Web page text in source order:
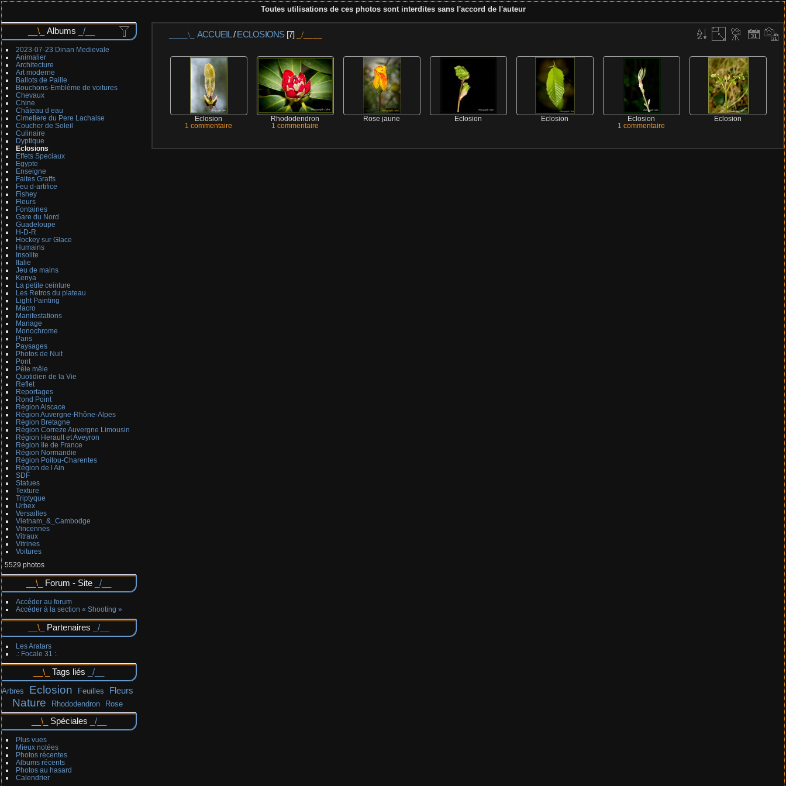
Toutes utilisations de ces photos sont interdites sans l'accord de l'auteur
Albums
2023-07-23 Dinan Medievale
Animalier
Architecture
Art moderne
Ballots de Paille
Bouchons-Emblème de voitures
Chevaux
Chine
Château d eau
Cimetiere du Pere Lachaise
Coucher de Soleil
Culinaire
Dyptique
Eclosions
Effets Speciaux
Egypte
Enseigne
Faites Graffs
Feu d-artifice
Fishey
Fleurs
Fontaines
Gare du Nord
Guadeloupe
H-D-R
Hockey sur Glace
Humains
Insolite
Italie
Jeu de mains
Kenya
La petite ceinture
Les Retros du plateau
Light Painting
Macro
Manifestations
Mariage
Monochrome
Paris
Paysages
Photos de Nuit
Pont
Pêle mêle
Quotidien de la Vie
Reflet
Reportages
Rond Point
Région Alscace
Région Auvergne-Rhône-Alpes
Région Bretagne
Région Correze Auvergne Limousin
Région Herault et Aveyron
Région Ile de France
Région Normandie
Région Poitou-Charentes
Région de l Ain
SDF
Statues
Texture
Triptyque
Urbex
Versailles
Vietnam_&_Cambodge
Vincennes
Vitraux
Vitrines
Voitures
5529 photos
Forum - Site
Accéder au forum
Accéder à la section « Shooting »
Partenaires
Les Aratars
.: Focale 31 :.
Tags liés
Arbres Eclosion Feuilles Fleurs
Nature Rhododendron Rose
Spéciales
Plus vues
Mieux notées
Photos récentes
Albums récents
Photos au hasard
Calendrier
ACCUEIL/ECLOSIONS[7]
Eclosion
1 commentaire
Rhododendron
1 commentaire
Rose jaune Eclosion Eclosion
Eclosion
1 commentaire
Eclosion